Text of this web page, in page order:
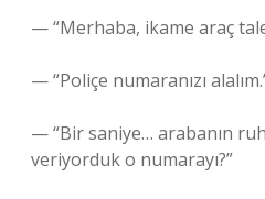
— “Merhaba, ikame araç
— “Poliçe numaranızı
— “Bir saniye… arabanın
veriyorduk o numarayı?”